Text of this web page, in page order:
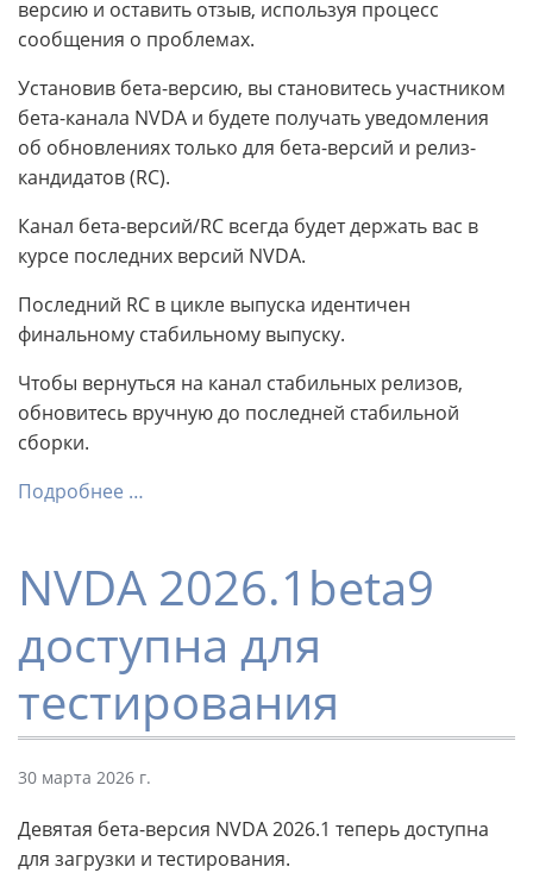
версию и оставить отзыв, используя процесс
сообщения о проблемах.
Установив бета-версию, вы становитесь участником
бета-канала NVDA и будете получать уведомления
об обновлениях только для бета-версий и релиз-
кандидатов (RC).
Канал бета-версий/RC всегда будет держать вас в
курсе последних версий NVDA.
Последний RC в цикле выпуска идентичен
финальному стабильному выпуску.
Чтобы вернуться на канал стабильных релизов,
обновитесь вручную до последней стабильной
сборки.
Подробнее …
NVDA 2026.1beta9
доступна для
тестирования
30 марта 2026 г.
Девятая бета-версия NVDA 2026.1 теперь доступна
для загрузки и тестирования.